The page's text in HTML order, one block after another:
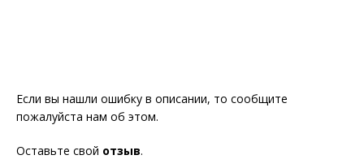
Если вы нашли ошибку в описании, то сообщите
пожалуйста нам об этом.
Оставьте свой отзыв.